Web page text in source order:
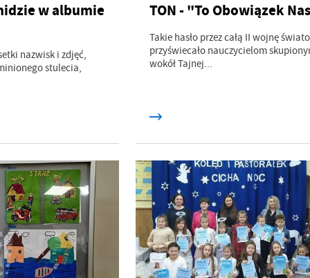
w albumie
nazwisk i zdjęć,
stulecia,
TON - "To Obowiązek
Takie hasło przez całą II wojnę
przyświecało nauczycielom
wokół Tajnej...